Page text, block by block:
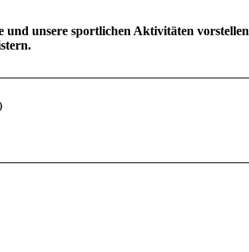
unsere sportlichen Aktivitäten vorstellen